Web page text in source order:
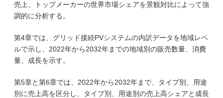
売上、トップメーカーの世界市場シェアを景観対比によって強
調的に分析する。
第4章では、グリッド接続PVシステムの内訳データを地域レベ
ルで示し、2022年から2032年までの地域別の販売数量、消費
量、成長を示す。
第5章と第6章では、2022年から2032年まで、タイプ別、用途
別に売上高を区分し、タイプ別、用途別の売上高シェアと成長